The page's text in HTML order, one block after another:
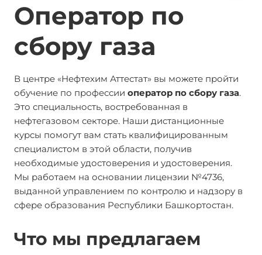
Оператор по
сбору газа
В центре «Нефтехим Аттестат» вы можете пройти
обучение по профессии оператор по сбору газа.
Это специальность, востребованная в
нефтегазовом секторе. Наши дистанционные
курсы помогут вам стать квалифицированным
специалистом в этой области, получив
необходимые удостоверения и удостоверения.
Мы работаем на основании лицензии №4736,
выданной управлением по контролю и надзору в
сфере образования Республики Башкортостан.
Что мы предлагаем